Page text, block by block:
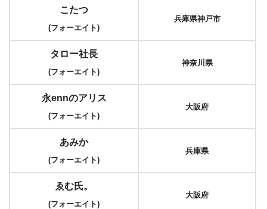
こたつ
(フォーエイト)
兵庫県神戸市
タロー社長
(フォーエイト)
神奈川県
永ennのアリス
(フォーエイト)
大阪府
あみか
(フォーエイト)
兵庫県
ゑむ氏。
(フォーエイト)
大阪府